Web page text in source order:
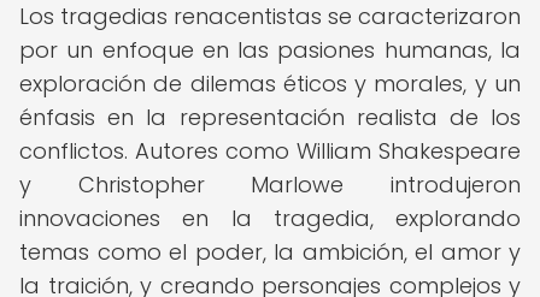
Los tragedias renacentistas se caracterizaron
por un enfoque en las pasiones humanas, la
exploración de dilemas éticos y morales, y un
énfasis en la representación realista de los
conflictos. Autores como William Shakespeare
y Christopher Marlowe introdujeron
innovaciones en la tragedia, explorando
temas como el poder, la ambición, el amor y
la traición, y creando personajes complejos y